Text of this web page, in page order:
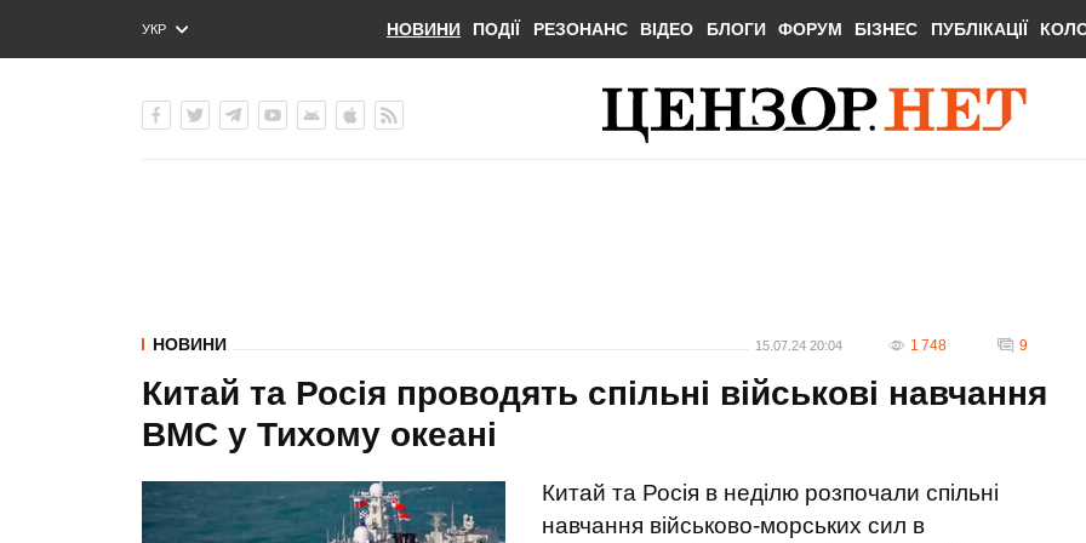
УКР
ENG
НОВИНИ ПОДІЇ РЕЗОНАНС ВІДЕО БЛОГИ ФОРУМ БІЗНЕС ПУБЛІКАЦІЇ
НОВИНИ 15.07.24 20:04 1 748 9
Китай та Росія проводять спільні військові навчання
ВМС у Тихому океані
Китай та Росія в неділю розпочали спільні
навчання військово-морських сил в